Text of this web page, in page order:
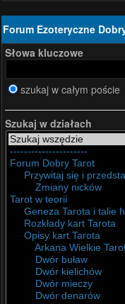
Forum Ezoteryczne
Słowa kluczowe
szukaj w całym poście
Szukaj w działach